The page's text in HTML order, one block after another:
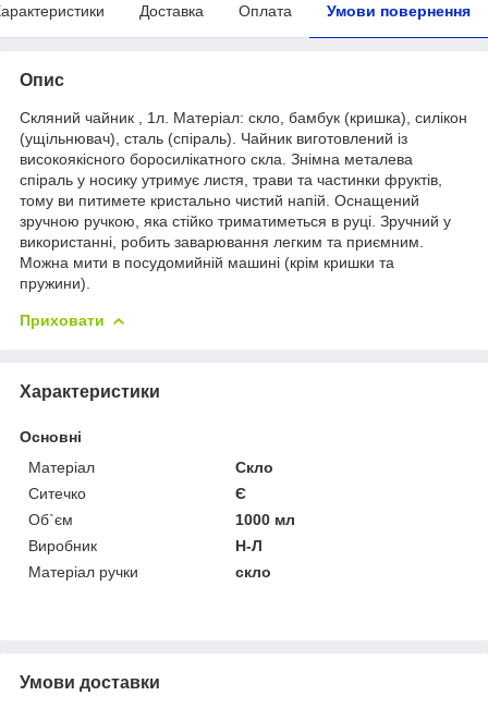
Доставка Оплата Умови повернення
Опис
Скляний чайник , 1л. Матеріал: скло, бамбук (кришка), силікон
(ущільнювач), сталь (спіраль). Чайник виготовлений із
високоякісного боросилікатного скла. Знімна металева
спіраль у носику утримує листя, трави та частинки фруктів,
тому ви питимете кристально чистий напій. Оснащений
зручною ручкою, яка стійко триматиметься в руці. Зручний у
використанні, робить заварювання легким та приємним.
Можна мити в посудомийній машині (крім кришки та
пружини).
Приховати
Характеристики
Основні
Матеріал
Скло
Ситечко
Є
Об`єм
1000 мл
Виробник
Н-Л
Матеріал ручки
скло
Умови доставки